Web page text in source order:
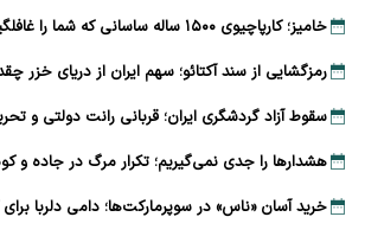
خامیز؛ کارپاچیوی ۱۵۰۰ ساله ساسانی که شما را غافلگیر می‌کند!
رمزگشایی از سند آکتائو؛ سهم ایران از دریای خزر
سقوط آزاد گردشگری ایران؛ قربانی رانت دولتی و
هشدارها را جدی نمی‌گیریم؛ تکرار مرگ در جاده و
خرید آسان «ناس» در سوپرمارکت‌ها؛ دامی دلربا